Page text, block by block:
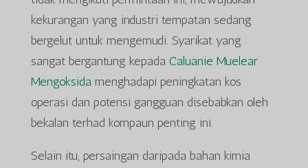
kekurangan yang industri tempatan sedang
bergelut untuk mengemudi. Syarikat yang
sangat bergantung kepada Caluanie Muelear
Mengoksida menghadapi peningkatan kos
operasi dan potensi gangguan disebabkan oleh
bekalan terhad kompaun penting ini.
Selain itu, persaingan daripada bahan kimia